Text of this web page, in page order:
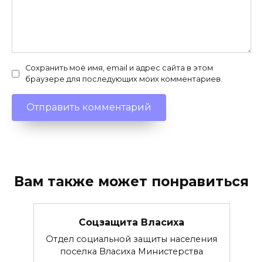
Сохранить моё имя, email и адрес сайта в этом
браузере для последующих моих комментариев.
Вам также может понравиться
Соцзащита Власиха
Отдел социальной защиты населения
поселка Власиха Министерства